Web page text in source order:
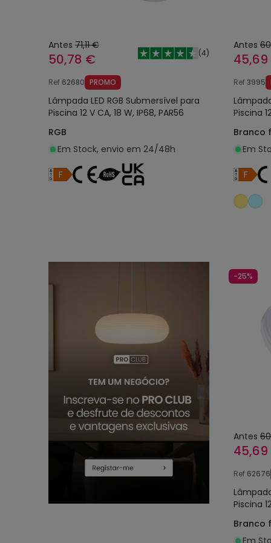
Antes 71,11 €
50,78 € (4)
Ref 62680 PROMO
Lâmpada LED RGB Submersível para
Piscina 12 V CA, 18 W, IP68, PAR56
RGB
Em Stock, envio em 24/48h
Antes
Ref3995
Piscina
Branco
Em
-25%
Antes
Ref 62676
Piscina
Branco
Em